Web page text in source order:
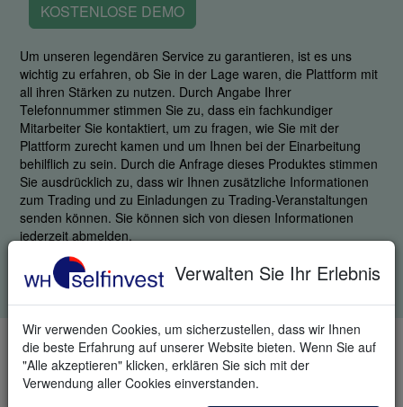
Verwalten Sie Ihr Erlebnis
Wir verwenden Cookies, um sicherzustellen, dass wir Ihnen
die beste Erfahrung auf unserer Website bieten. Wenn Sie auf
"Alle akzeptieren" klicken, erklären Sie sich mit der
Verwendung aller Cookies einverstanden.
KOSTENLOSE DEMO
Um unseren legendären Service zu garantieren, ist es uns
wichtig zu erfahren, ob Sie in der Lage waren, die Plattform mit
all ihren Stärken zu nutzen. Durch Angabe Ihrer
Telefonnummer stimmen Sie zu, dass ein fachkundiger
Mitarbeiter Sie kontaktiert, um zu fragen, wie Sie mit der
Plattform zurecht kamen und um Ihnen bei der Einarbeitung
behilflich zu sein. Durch die Anfrage dieses Produktes stimmen
Sie ausdrücklich zu, dass wir Ihnen zusätzliche Informationen
zum Trading und zu Einladungen zu Trading-Veranstaltungen
senden können. Sie können sich von diesen Informationen
jederzeit abmelden.
Ihre Informationen werden vertraulich behandelt.
Datenschutzrichtlinie.
TELEFON & FAX
DE: +49 (0)69 271 39 78-0
LU: +352 42 80 42 83